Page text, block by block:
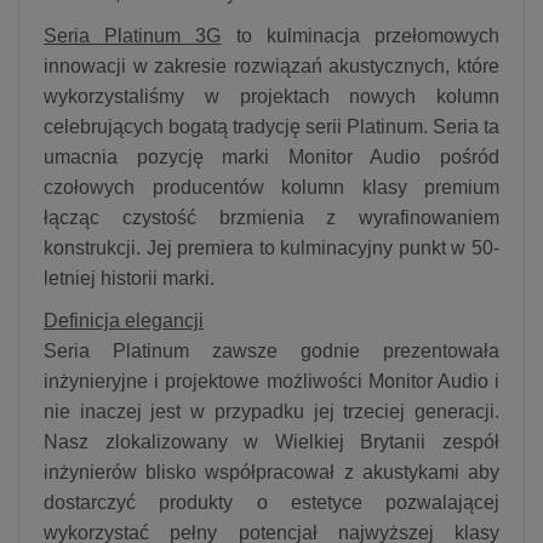
Seria Platinum 3G to kulminacja przełomowych
innowacji w zakresie rozwiązań akustycznych, które
wykorzystaliśmy w projektach nowych kolumn
celebrujących bogatą tradycję serii Platinum. Seria ta
umacnia pozycję marki Monitor Audio pośród
czołowych producentów kolumn klasy premium
łącząc czystość brzmienia z wyrafinowaniem
konstrukcji. Jej premiera to kulminacyjny punkt w 50-
letniej historii marki.
Definicja elegancji
Seria Platinum zawsze godnie prezentowała
inżynieryjne i projektowe możliwości Monitor Audio i
nie inaczej jest w przypadku jej trzeciej generacji.
Nasz zlokalizowany w Wielkiej Brytanii zespół
inżynierów blisko współpracował z akustykami aby
dostarczyć produkty o estetyce pozwalającej
wykorzystać pełny potencjał najwyższej klasy